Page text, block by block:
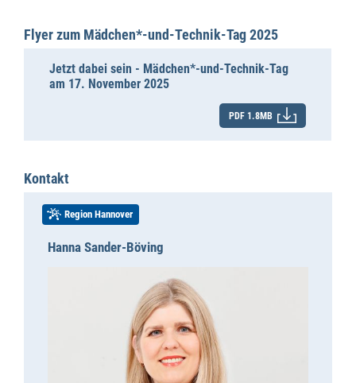
Flyer zum Mädchen*-und-Technik-Tag 2025
Jetzt dabei sein - Mädchen*-und-Technik-Tag
am 17. November 2025
PDF 1.8MB
Kontakt
Region Hannover
Hanna Sander-Böving